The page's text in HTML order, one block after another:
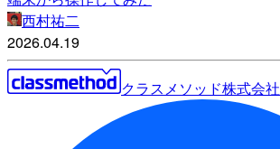
西村祐二
2026.04.19
クラスメソッド株式会社